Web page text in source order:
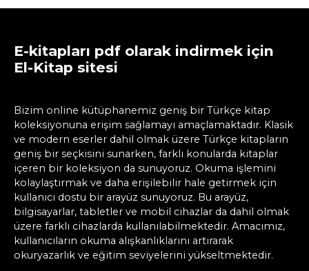
E-kitapları pdf olarak indirmek için
El-Kitap sitesi
Bizim online kütüphanemiz geniş bir Türkçe kitap
koleksiyonuna erişim sağlamayı amaçlamaktadır. Klasik
ve modern eserler dahil olmak üzere Türkçe kitapların
geniş bir seçkisini sunarken, farklı konularda kitaplar
içeren bir koleksiyon da sunuyoruz. Okuma işlemini
kolaylaştırmak ve daha erişilebilir hale getirmek için
kullanıcı dostu bir arayüz sunuyoruz. Bu arayüz,
bilgisayarlar, tabletler ve mobil cihazlar da dahil olmak
üzere farklı cihazlarda kullanılabilmektedir. Amacımız,
kullanıcıların okuma alışkanlıklarını artırarak
okuryazarlık ve eğitim seviyelerini yükseltmektedir.